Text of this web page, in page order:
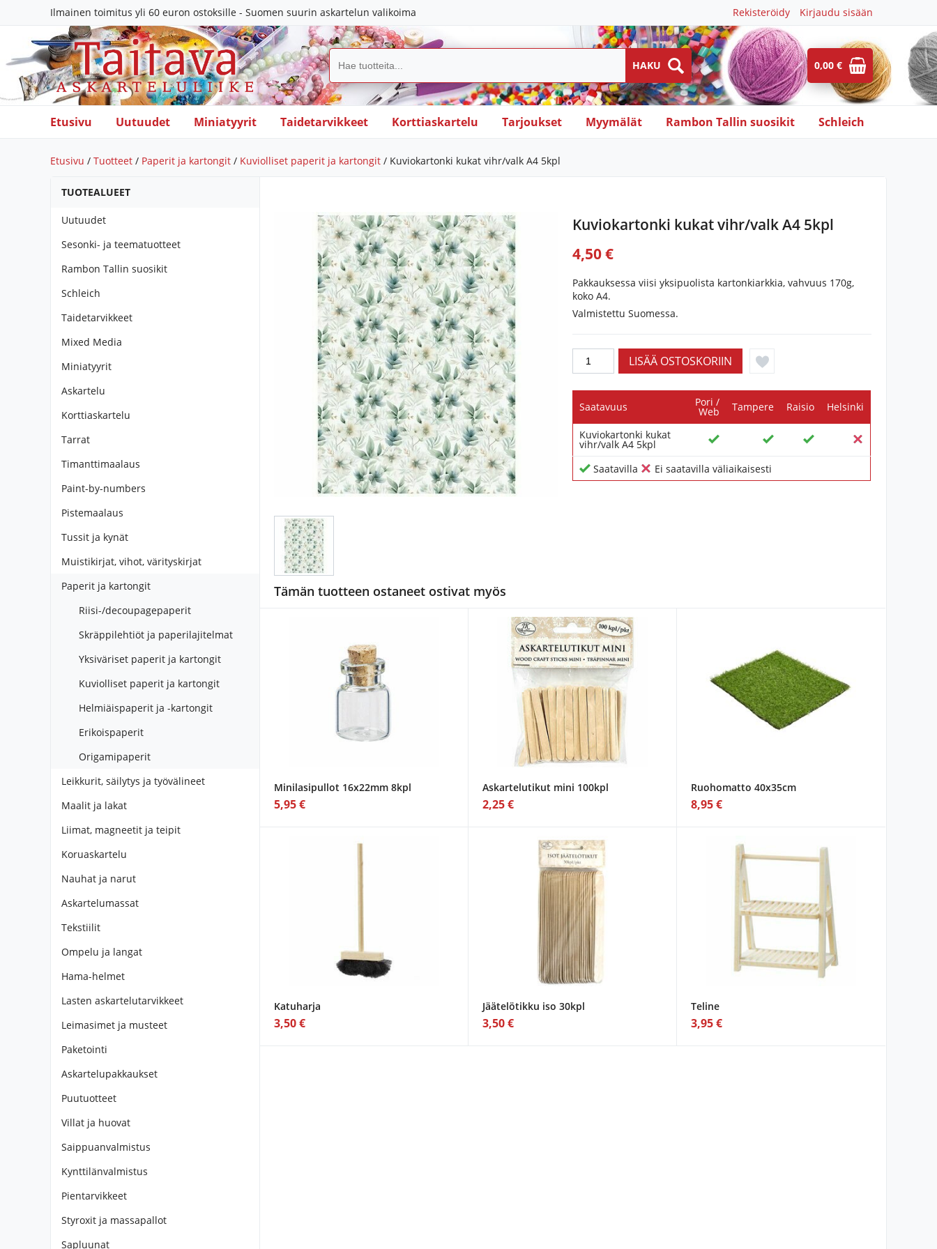
Ilmainen toimitus yli 60 euron ostoksille - Suomen suurin askartelun valikoima Rekisteröidy Kirjaudu sisään
0,00 €
Etusivu Uutuudet Miniatyyrit Taidetarvikkeet Korttiaskartelu Tarjoukset Myymälät Rambon Tallin suosikit Schleich
Etusivu / Tuotteet / Paperit ja kartongit / Kuviolliset paperit ja kartongit / Kuviokartonki kukat vihr/valk A4 5kpl
TUOTEALUEET
Uutuudet
Sesonki- ja teematuotteet
Rambon Tallin suosikit
Schleich
Taidetarvikkeet
Mixed Media
Miniatyyrit
Askartelu
Korttiaskartelu
Tarrat
Timanttimaalaus
Paint-by-numbers
Pistemaalaus
Tussit ja kynät
Muistikirjat, vihot, värityskirjat
Paperit ja kartongit
Riisi-/decoupagepaperit
Skräppilehtiöt ja paperilajitelmat
Yksiväriset paperit ja kartongit
Kuviolliset paperit ja kartongit
Helmiäispaperit ja -kartongit
Erikoispaperit
Origamipaperit
Leikkurit, säilytys ja työvälineet
Maalit ja lakat
Liimat, magneetit ja teipit
Koruaskartelu
Nauhat ja narut
Askartelumassat
Tekstiilit
Ompelu ja langat
Hama-helmet
Lasten askartelutarvikkeet
Leimasimet ja musteet
Paketointi
Askartelupakkaukset
Puutuotteet
Villat ja huovat
Saippuanvalmistus
Kynttilänvalmistus
Pientarvikkeet
Styroxit ja massapallot
Sapluunat
Kuviokartonki kukat vihr/valk A4 5kpl
4,50 €
Pakkauksessa viisi yksipuolista kartonkiarkkia, vahvuus 170g,
koko A4.
Valmistettu Suomessa.
Saatavuus Pori /
Web Tampere Raisio Helsinki
Kuviokartonki kukat
vihr/valk A4 5kpl
Saatavilla
Ei saatavilla väliaikaisesti
Tämän tuotteen ostaneet ostivat myös
Minilasipullot 16x22mm 8kpl
5,95 €
Askartelutikut mini 100kpl
2,25 €
Ruohomatto 40x35cm
8,95 €
Katuharja
3,50 €
Jäätelötikku iso 30kpl
3,50 €
Teline
3,95 €